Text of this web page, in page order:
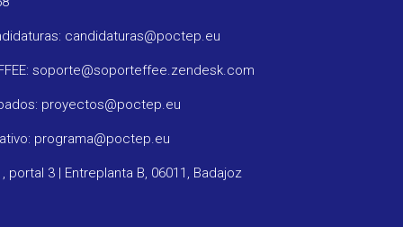
candidaturas@poctep.eu
soporte@soporteffee.zendesk.com
proyectos@poctep.eu
programa@poctep.eu
portal 3 | Entreplanta B, 06011, Badajoz